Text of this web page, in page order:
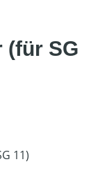
(für SG